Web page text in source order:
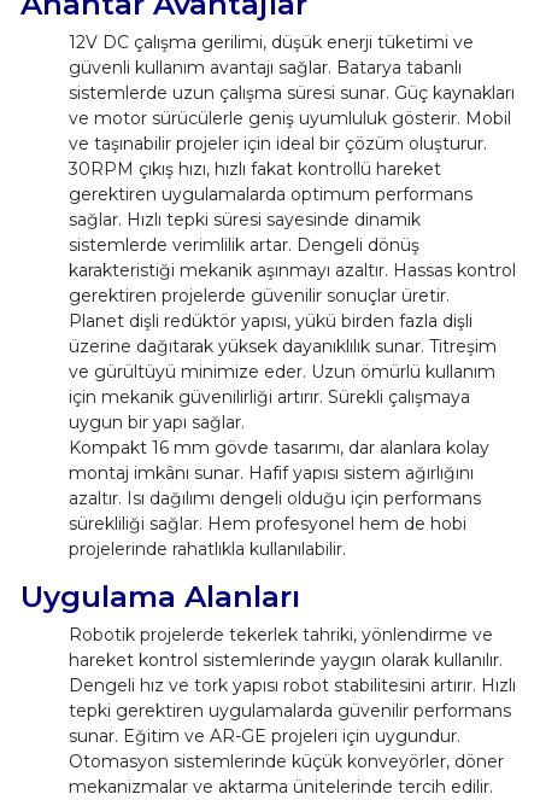
12V DC çalışma gerilimi, düşük enerji tüketimi ve
güvenli kullanım avantajı sağlar. Batarya tabanlı
sistemlerde uzun çalışma süresi sunar. Güç kaynakları
ve motor sürücülerle geniş uyumluluk gösterir. Mobil
ve taşınabilir projeler için ideal bir çözüm oluşturur.
30RPM çıkış hızı, hızlı fakat kontrollü hareket
gerektiren uygulamalarda optimum performans
sağlar. Hızlı tepki süresi sayesinde dinamik
sistemlerde verimlilik artar. Dengeli dönüş
karakteristiği mekanik aşınmayı azaltır. Hassas kontrol
gerektiren projelerde güvenilir sonuçlar üretir.
Planet dişli redüktör yapısı, yükü birden fazla dişli
üzerine dağıtarak yüksek dayanıklılık sunar. Titreşim
ve gürültüyü minimize eder. Uzun ömürlü kullanım
için mekanik güvenilirliği artırır. Sürekli çalışmaya
uygun bir yapı sağlar.
Kompakt 16 mm gövde tasarımı, dar alanlara kolay
montaj imkânı sunar. Hafif yapısı sistem ağırlığını
azaltır. Isı dağılımı dengeli olduğu için performans
sürekliliği sağlar. Hem profesyonel hem de hobi
projelerinde rahatlıkla kullanılabilir.
Uygulama Alanları
Robotik projelerde tekerlek tahriki, yönlendirme ve
hareket kontrol sistemlerinde yaygın olarak kullanılır.
Dengeli hız ve tork yapısı robot stabilitesini artırır. Hızlı
tepki gerektiren uygulamalarda güvenilir performans
sunar. Eğitim ve AR-GE projeleri için uygundur.
Otomasyon sistemlerinde küçük konveyörler, döner
mekanizmalar ve aktarma ünitelerinde tercih edilir.